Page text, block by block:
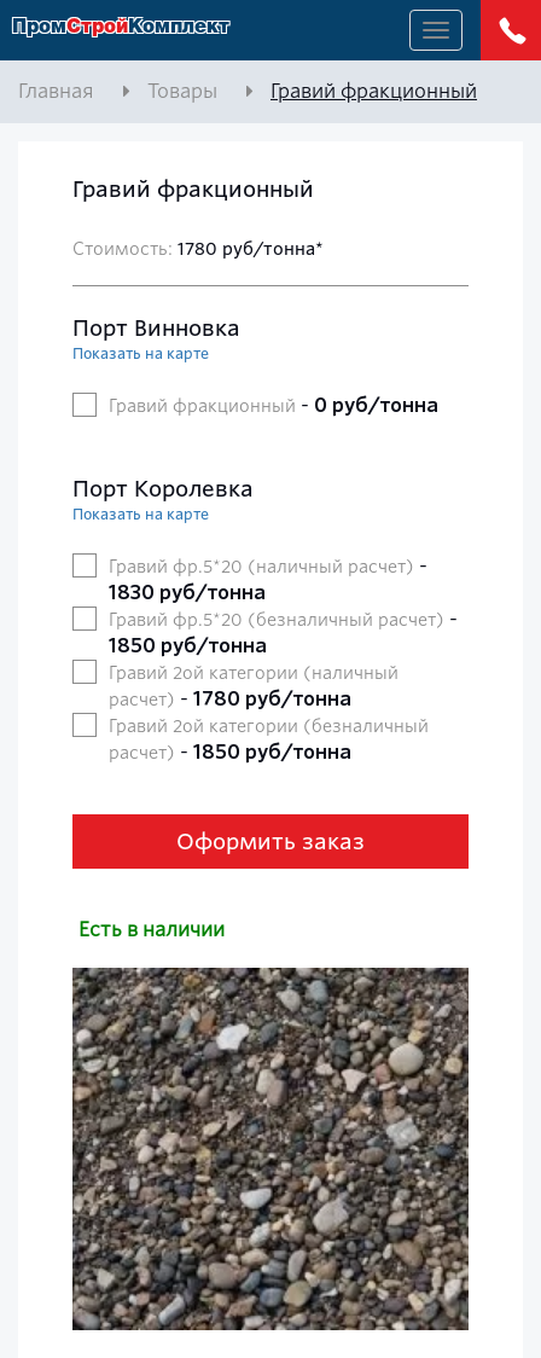
Меню
Пром Строй Комплект
Главная Товары Гравий фракционный
Гравий фракционный
Стоимость: 1780 руб/тонна*
Порт Винновка
Показать на карте
Гравий фракционный - 0 руб/тонна
Порт Королевка
Показать на карте
Гравий фр.5*20 (наличный расчет) -
1830 руб/тонна
Гравий фр.5*20 (безналичный расчет) -
1850 руб/тонна
Гравий 2ой категории (наличный
расчет) - 1780 руб/тонна
Гравий 2ой категории (безналичный
расчет) - 1850 руб/тонна
Оформить заказ
Есть в наличии